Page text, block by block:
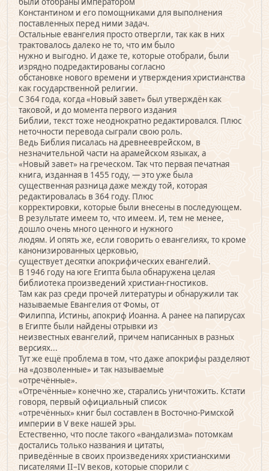
Константином и его помощниками для выполнения
поставленных перед ними задач.
Остальные евангелия просто отвергли, так как в них
трактовалось далеко не то, что им было
нужно и выгодно. И даже те, которые отобрали, были
изрядно подредактированы согласно
обстановке нового времени и утверждения христианства
как государственной религии.
С 364 года, когда «Новый завет» был утверждён как
таковой, и до момента первого издания
Библии, текст тоже неоднократно редактировался. Плюс
неточности перевода сыграли свою роль.
Ведь Библия писалась на древнееврейском, в
незначительной части на арамейском языках, а
«Новый завет» на греческом. Так что первая печатная
книга, изданная в 1455 году, — это уже была
существенная разница даже между той, которая
редактировалась в 364 году. Плюс
корректировки, которые были внесены в последующем.
В результате имеем то, что имеем. И, тем не менее,
дошло очень много ценного и нужного
людям. И опять же, если говорить о евангелиях, то кроме
канонизированных церковью,
существует десятки апокрифических евангелий.
В 1946 году на юге Египта была обнаружена целая
библиотека произведений христиан-гностиков.
Там как раз среди прочей литературы и обнаружили так
называемые Евангелия от Фомы, от
Филиппа, Истины, апокриф Иоанна. А ранее на папирусах
в Египте были найдены отрывки из
неизвестных евангелий, причем написанных в разных
версиях...
Тут же ещё проблема в том, что даже апокрифы разделяют
на «дозволенные» и так называемые
«отречённые».
«Отречённые» конечно же, старались уничтожить. Кстати
говоря, первый официальный список
«отречённых» книг был составлен в Восточно-Римской
империи в V веке нашей эры.
Естественно, что после такого «вандализма» потомкам
достались только названия и цитаты,
приведённые в своих произведениях христианскими
писателями II–IV веков, которые спорили с